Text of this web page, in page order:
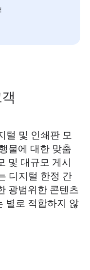
털 및 인쇄판 모
물에 대한 맞춤
및 대규모 게시
디지털 한정 간
광범위한 콘텐츠
별로 적합하지 않